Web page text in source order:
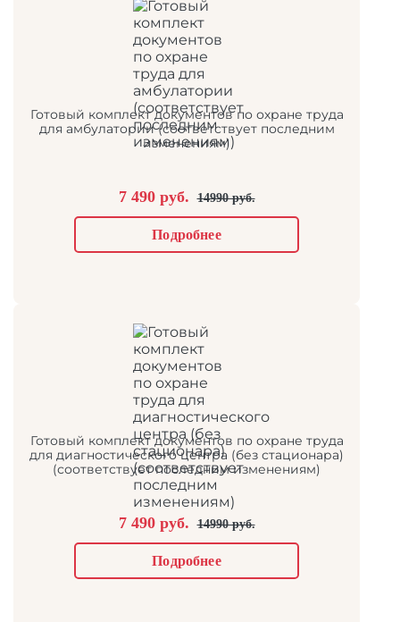
Готовый комплект документов по охране труда
для амбулатории (соответствует последним
изменениям)
7 490 руб. 14990 руб.
Подробнее
Готовый комплект документов по охране труда
для диагностического центра (без стационара)
(соответствует последним изменениям)
7 490 руб. 14990 руб.
Подробнее